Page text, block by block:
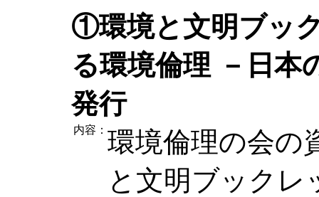
①環境と文明ブッ
る環境倫理 －日本
発行
内容： 環境倫理の会の
と文明ブックレ